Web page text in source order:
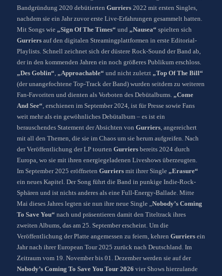
Bandgründung 2020 debütierten Gurriers 2022 mit ersten Singles,
nachdem sie ein Jahr zuvor erste Live-Erfahrungen gesammelt hatten.
Mit Songs wie „Sign Of The Times“ und „Nausea“ spielten sich
Gurriers auf den digitalen Streamingplattformen in erste Editorial-
Playlists. Schnell zeichnet sich der düstere Rock-Sound der Band ab,
der in den kommenden Jahren ein noch größeres Publikum erschloss.
„Des Goblin“, „Approachable“ und nicht zuletzt „Top Of The Bill“
(der unangefochtene Top-Track der Band) wurden seitdem zu weiteren
Fan-Favoriten und dienten als Vorboten des Debütalbums. „Come
And See“, erschienen im September 2024, ist für Presse sowie Fans
weit mehr als ein gewöhnliches Debütalbum – es ist ein
berauschendes Statement der Absichten von Gurriers, angereichert
mit all den Themen, die sie im Chaos um sie herum aufgreifen. Nach
der Veröffentlichung der LP tourten Gurriers bereits 2024 durch
Europa, wo sie mit ihren energiegeladenen Liveshows überzeugten.
Im September 2025 eröffneten Gurriers mit ihrer Single „Erasure“
ein neues Kapitel. Der Song führt die Band in punkige Indie-Rock-
Sphären und ist nichts anderes als eine Full-Energy-Ballade. Mitte
Mai dieses Jahres legten sie nun ihre neue Single „Nobody’s Coming
To Save You“ nach und präsentieren damit den Titeltrack ihres
zweiten Albums, das am 25. September erscheint. Um die
Veröffentlichung der Platte angemessen zu feiern, kehren Gurriers ein
Jahr nach ihrer European Tour 2025 zurück nach Deutschland. Im
Zeitraum vom 19. November bis 01. Dezember werden sie auf der
Nobody’s Coming To Save You Tour 2026 vier Shows hierzulande